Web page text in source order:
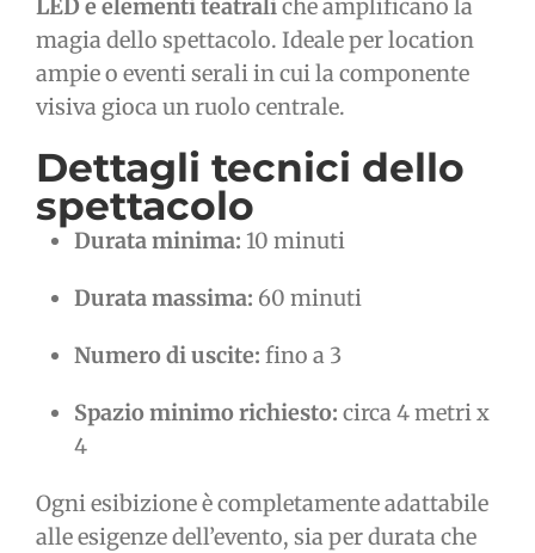
LED e elementi teatraliche amplificano la
magia dello spettacolo. Ideale per location
ampie o eventi serali in cui la componente
visiva gioca un ruolo centrale.
Dettagli tecnici dello
spettacolo
Durata minima: 10 minuti
Durata massima: 60 minuti
Numero di uscite: fino a 3
Spazio minimo richiesto: circa 4 metri x
4
Ogni esibizione è completamente adattabile
alle esigenze dell’evento, sia per durata che